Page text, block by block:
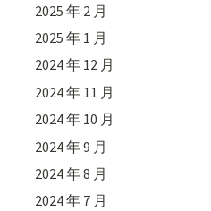
2025 年 2 月
2025 年 1 月
2024 年 12 月
2024 年 11 月
2024 年 10 月
2024 年 9 月
2024 年 8 月
2024 年 7 月